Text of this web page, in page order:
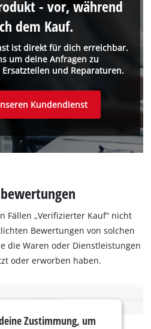
ist direkt für dich erreichbar.
um deine Anfragen zu
und Reparaturen.
- vor, während
dem Kauf.
Kundendienst
Fällen „Verifizierter Kauf“ nicht
Bewertungen von solchen
die Waren oder Dienstleistungen
oder erworben haben.
Zustimmung, um